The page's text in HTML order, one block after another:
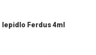
lepidlo Ferdus 4ml